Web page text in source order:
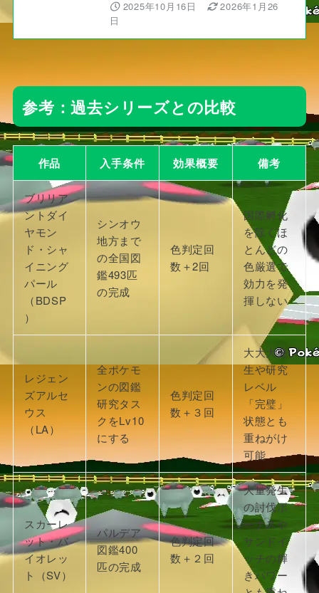
2025年10月16日
2026年1月26
日
参考：過去シリーズとの比較
作品 入手条件 効果概要 備考
ブリリア
ントダイ
ヤモン
ド・シャ
イニング
パール
（BDSP
）
シンオウ
地方まで
の全国図
鑑493匹
の完成
色判定回
数＋2回
国際孵化
を除くほ
とんどの
色厳選で
効力を発
揮しない
レジェン
ズアルセ
ウス
（LA）
全ポケモ
ンの図鑑
研究タス
クをLv10
にする
色判定回
数＋３回
大大大発
生や研究
レベル
「完璧」
状態とも
重ねがけ
可能
スカーレ
ット・バ
イオレッ
ト（SV）
パルデア
図鑑400
匹の完成
色判定回
数＋２回
大量発生
の討伐ボ
ーナスや
サンドイ
ッチの輝
きパワー